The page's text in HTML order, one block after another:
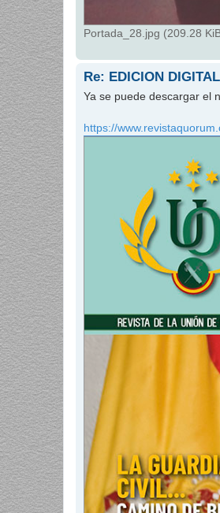
Portada_28.jpg (209.28
Re: EDICION
Ya se puede descargar el
https://